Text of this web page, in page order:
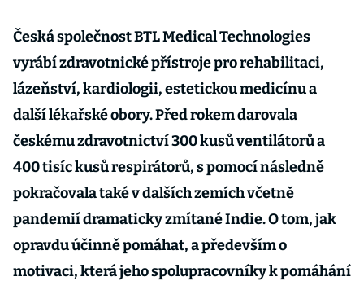
Česká společnost BTL Medical Technologies
vyrábí zdravotnické přístroje pro rehabilitaci,
lázeňství, kardiologii, estetickou medicínu a
další lékařské obory. Před rokem darovala
českému zdravotnictví 300 kusů ventilátorů a
400 tisíc kusů respirátorů, s pomocí následně
pokračovala také v dalších zemích včetně
pandemií dramaticky zmítané Indie. O tom, jak
opravdu účinně pomáhat, a především o
motivaci, která jeho spolupracovníky k pomáhání